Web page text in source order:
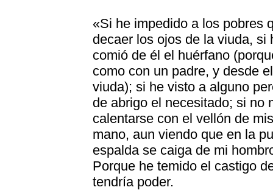
«Si he impedido a los pobres
decaer los ojos de la viuda,
comió de él el huérfano
como con un padre, y desde
viuda); si he visto a alguno
de abrigo el necesitado; si no
calentarse con el vellón de
mano, aun viendo que en la
espalda se caiga de mi
Porque he temido el castigo
tendría poder.